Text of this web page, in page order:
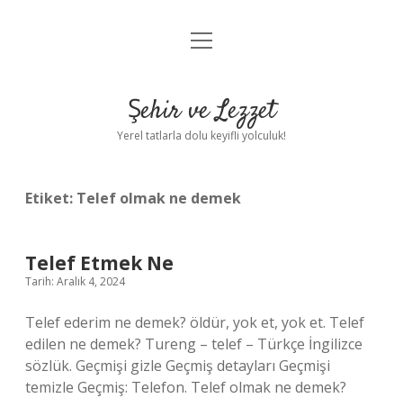
Anasayfa
Yasal Uyarı
menüyü
Şehir ve Lezzet
Yerel tatlarla dolu keyifli yolculuk!
Etiket: Telef olmak ne demek
Telef Etmek Ne
Tarih: Aralık 4, 2024
Telef ederim ne demek? öldür, yok et, yok et. Telef
edilen ne demek? Tureng – telef – Türkçe İngilizce
sözlük. Geçmişi gizle Geçmiş detayları Geçmişi
temizle Geçmiş: Telefon. Telef olmak ne demek?